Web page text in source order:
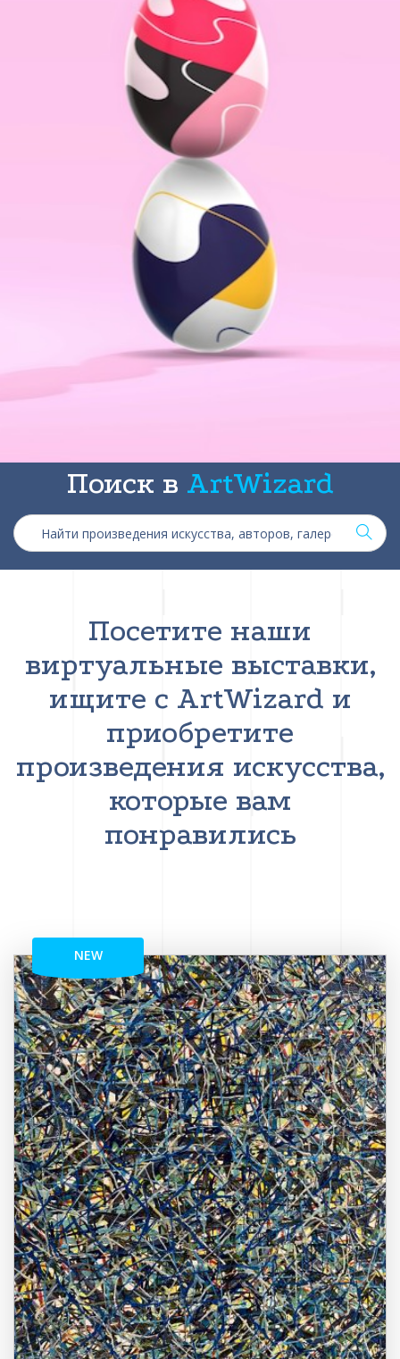
Поиск в ArtWizard
Посетите наши
виртуальные выставки,
ищите с ArtWizard и
приобретите
произведения искусства,
которые вам
понравились
NEW